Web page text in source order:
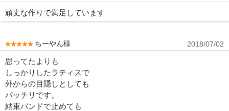
頑丈な作りで満足しています
ちーやん様 2018/07/02
思ってたよりも
しっかりしたラティスで
外からの目隠しとしても
バッチリです。
結束バンドで止めても